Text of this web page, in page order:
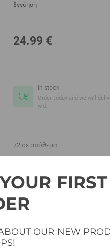
Εγγύηση
24.99 €
In stock
Order today and we will
w.d.
72 σε απόθεμα
FIRST
OUR NEW